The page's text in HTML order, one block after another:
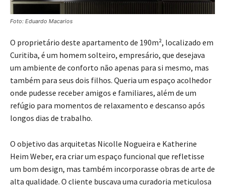
Foto: Eduardo Macarios
O proprietário deste apartamento de 190m², localizado em
Curitiba, é um homem solteiro, empresário, que desejava
um ambiente de conforto não apenas para si mesmo, mas
também para seus dois filhos. Queria um espaço acolhedor
onde pudesse receber amigos e familiares, além de um
refúgio para momentos de relaxamento e descanso após
longos dias de trabalho.
O objetivo das arquitetas Nicolle Nogueira e Katherine
Heim Weber, era criar um espaço funcional que refletisse
um bom design, mas também incorporasse obras de arte de
alta qualidade. O cliente buscava uma curadoria meticulosa